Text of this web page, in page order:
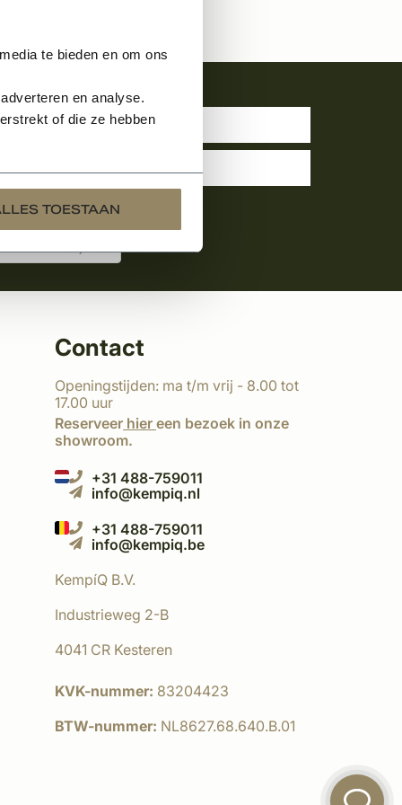
te bieden en om ons
en analyse.
of die ze hebben
TOESTAAN
Contact
Openingstijden: ma t/m vrij - 8.00 tot
17.00 uur
Reserveer hier een bezoek in onze
showroom.
+31 488-759011
info@kempiq.nl
+31 488-759011
info@kempiq.be
KempíQ B.V.
Industrieweg 2-B
4041 CR Kesteren
KVK-nummer: 83204423
BTW-nummer: NL8627.68.640.B.01